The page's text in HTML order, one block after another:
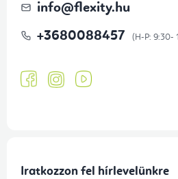
info@flexity.hu
+3680088457
Iratkozzon fel hírlevelünkre